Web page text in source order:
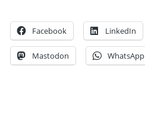
Facebook LinkedIn
Mastodon WhatsApp